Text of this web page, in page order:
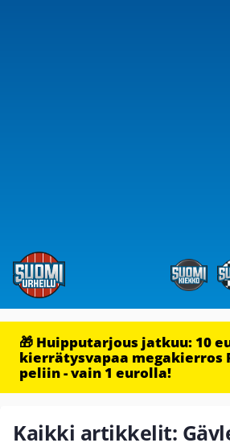
🎁 Huipputarjous jatkuu: 10
kierrätysvapaa megakierros
peliin - vain 1 eurolla!
Kaikki artikkelit: